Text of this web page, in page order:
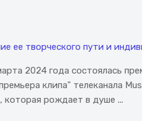
ее творческого пути и
2024 года состоялась
клипа" телеканала
рождает в душе ...